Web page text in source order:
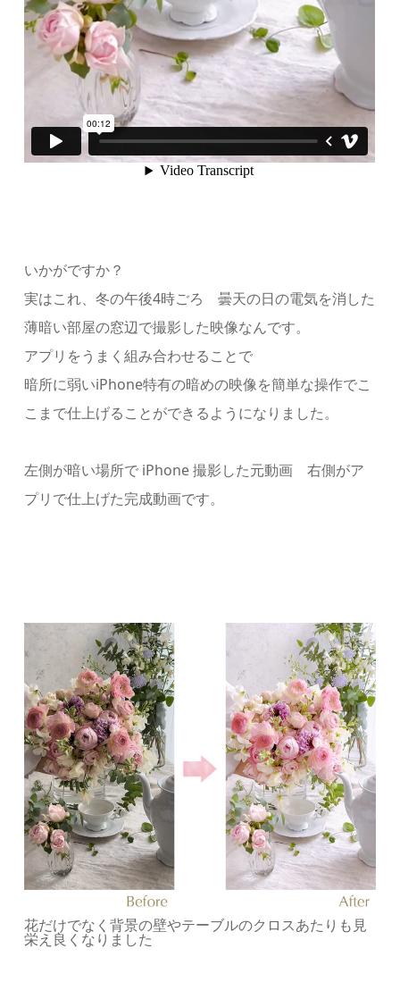
いかがですか？
実はこれ、冬の午後4時ごろ 曇天の日の電気を消した
薄暗い部屋の窓辺で撮影した映像なんです。
アプリをうまく組み合わせることで
暗所に弱いiPhone特有の暗めの映像を簡単な操作でこ
こまで仕上げることができるようになりました。
左側が暗い場所で iPhone 撮影した元動画 右側がア
プリで仕上げた完成動画です。
花だけでなく背景の壁やテーブルのクロスあたりも見
栄え良くなりました